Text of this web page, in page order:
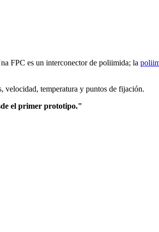
FPC es un interconector de poliimida; la
velocidad, temperatura y puntos de fijación.
el primer prototipo."